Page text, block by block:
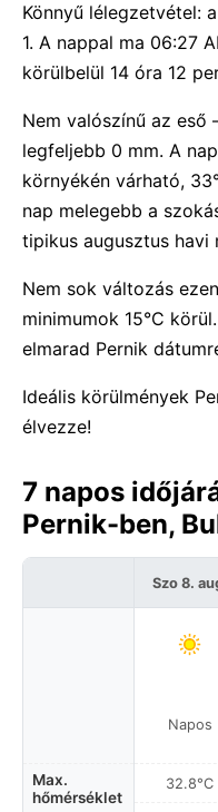
Könnyű lélegzetvétel:
1. A nappal ma 06:27
körülbelül 14 óra 12
Nem valószínű az eső
legfeljebb 0 mm. A
környékén várható,
nap melegebb a
tipikus augusztus havi
Nem sok változás
minimumok 15°C
elmarad Pernik
Ideális körülmények
élvezze!
7 napos
Pernik-ben,
Max.
hőmérséklet
Szo 8.
Napos
32.8°C